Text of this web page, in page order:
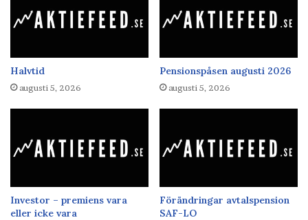
Halvtid
augusti 5, 2026
Pensionspåsen augusti 2026
augusti 5, 2026
Investor – premiens vara
eller icke vara
Förändringar avtalspension
SAF-LO